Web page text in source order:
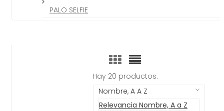
PALO SELFIE
Hay 20 productos.
Nombre, A A Z
Relevancia Nombre, A a Z